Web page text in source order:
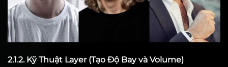
2.1.2. Kỹ Thuật Layer (Tạo Độ Bay và Volume)